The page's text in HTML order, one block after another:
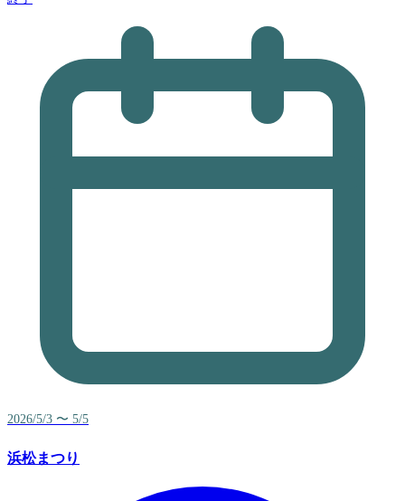
2026/5/3 〜 5/5
浜松まつり